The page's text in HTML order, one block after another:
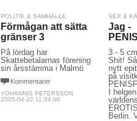
POLITIK & SAMHÄLLE
Förmågan att sätta
gränser 3
På lördag har
Skattebetalarnas förening
sin årsstämma i Malmö
Kommentarer
YOHANNIS PETERSSON
2005-04-22 11:04:00
SEX &
Jag -
3 - 5
Shit!
nytt
på
I
Berlin.